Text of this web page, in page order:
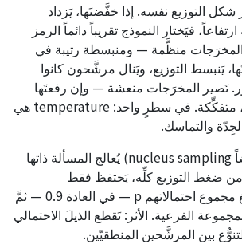
شكل التوزيع نفسه. إذا خفَّضتَها، يَزداد
فيَختار النموذج تقريباً دائماً الرمز
المخرَجات منظَّمة — ومنبسطة رتيبة في
يَنبسط التوزيع، ويَنال مرشَّحون كانوا
تَصير المخرَجات منعشة — وإن رفعتَها
كثيراً تبدأ تَبدو شاردة، متفكِّكة. في سطرٍ واحد: temperature هي
والتماسك.
(المسمَّى أيضاً nucleus sampling) يُعالج المسألة ذاتها
من ضغط التوزيع كلِّه، يَحتفظ فقط
بالمرشَّحين الذين يَبلغ مجموع احتمالاتهم p — في العادة 0.9 — ثمَّ
الفرعية. الأثر: تَقطع الذيلَ الاحتمالي
بين المرشَّحين المنطقيّين.